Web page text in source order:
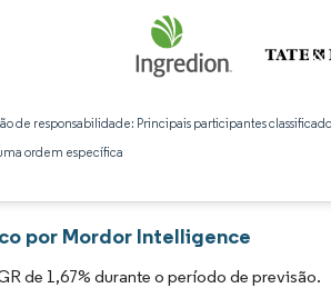
de responsabilidade: Principais participantes
ordem específica
por Mordor Intelligence
de 1,67% durante o período de previsão.